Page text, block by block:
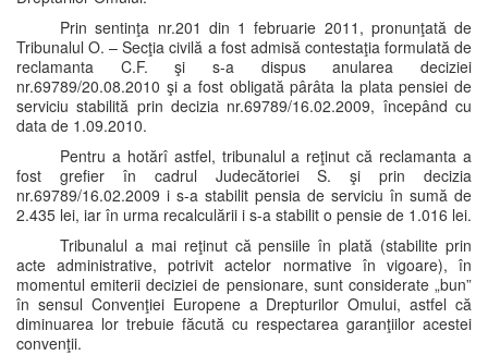
Prin sentinţa nr.201 din 1 februarie 2011, pronunţată de
Tribunalul O. – Secţia civilă a fost admisă contestaţia formulată de
reclamanta C.F. şi s-a dispus anularea deciziei
nr.69789/20.08.2010 şi a fost obligată pârâta la plata pensiei de
serviciu stabilită prin decizia nr.69789/16.02.2009, începând cu
data de 1.09.2010.
Pentru a hotărî astfel, tribunalul a reţinut că reclamanta a
fost grefier în cadrul Judecătoriei S. şi prin decizia
nr.69789/16.02.2009 i s-a stabilit pensia de serviciu în sumă de
2.435 lei, iar în urma recalculării i s-a stabilit o pensie de 1.016 lei.
Tribunalul a mai reţinut că pensiile în plată (stabilite prin
acte administrative, potrivit actelor normative în vigoare), în
momentul emiterii deciziei de pensionare, sunt considerate „bun”
în sensul Convenţiei Europene a Drepturilor Omului, astfel că
diminuarea lor trebuie făcută cu respectarea garanţiilor acestei
convenţii.